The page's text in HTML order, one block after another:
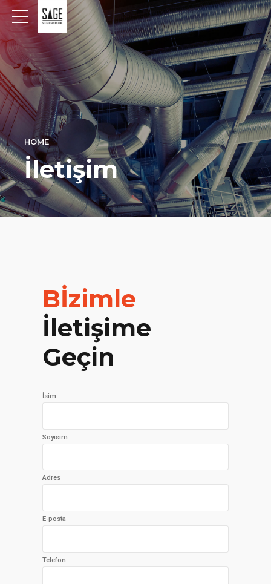
HOME
İletişim
Bİzimle
İletişime
Geçin
İsim
Soyisim
Adres
E-posta
Telefon